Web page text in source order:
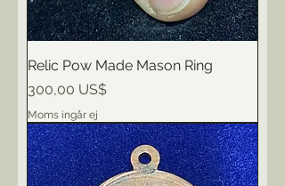
Relic Pow Made Mason Ring
Pris
300,00 US$
Moms ingår ej